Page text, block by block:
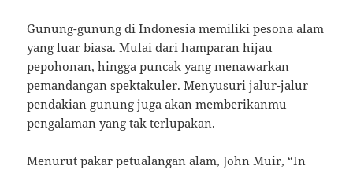
Gunung-gunung di Indonesia memiliki pesona alam
yang luar biasa. Mulai dari hamparan hijau
pepohonan, hingga puncak yang menawarkan
pemandangan spektakuler. Menyusuri jalur-jalur
pendakian gunung juga akan memberikanmu
pengalaman yang tak terlupakan.
Menurut pakar petualangan alam, John Muir, “In